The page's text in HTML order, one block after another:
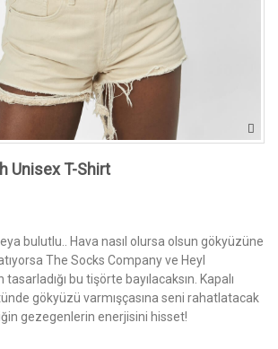
Unisex T-Shirt
bulutlu.. Hava nasıl olursa olsun gökyüzüne
The Socks Company ve Heyl
bu tişörte bayılacaksın. Kapalı
gökyüzü varmışçasına seni rahatlatacak
gezegenlerin enerjisini hisset!